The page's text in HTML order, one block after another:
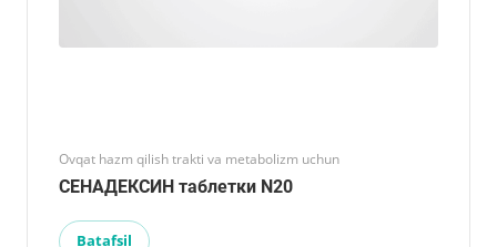
Ovqat hazm qilish trakti va metabolizm uchun
СЕНАДЕКСИН таблетки N20
Batafsil